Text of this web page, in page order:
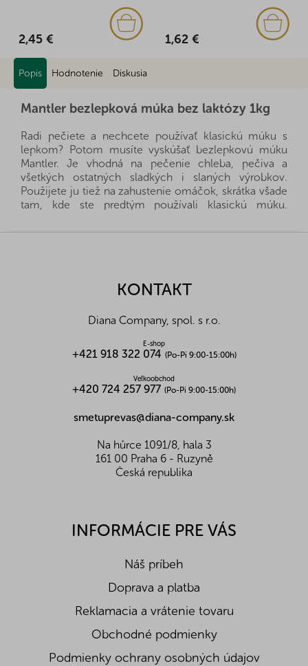
2,45 € 1,62 €
Popis Hodnotenie Diskusia
Mantler bezlepková múka bez laktózy 1kg
Radi pečiete a nechcete používať klasickú múku s
lepkom? Potom musíte vyskúšať bezlepkovú múku
Mantler. Je vhodná na pečenie chleba, pečiva a
všetkých ostatných sladkých i slaných výrobkov.
Použijete ju tiež na zahustenie omáčok, skrátka všade
tam, kde ste predtým používali klasickú múku.
intoleranciou, občas nie je zlé vyskúšať niečo nové.
produkt obsahuje sójové zrná
zahusťovadlo: guarová múčka,
sójový lecitín.
Nutričné hodnoty na 100g:
Bielkoviny (g)
1,9
Z toho nasycené mastné k. (g)
Sacharidy (g)
71
4,9
0
KONTAKT
Diana Company, spol. s r.o.
E-shop
+421 918 322 074 (Po-Pi 9:00-15:00h)
Veľkoobchod
+420 724 257 977 (Po-Pi 9:00-15:00h)
smetuprevas@diana-company.sk
Na hůrce 1091/8, hala 3
161 00 Praha 6 - Ruzyně
Česká republika
INFORMÁCIE PRE VÁS
Náš príbeh
Doprava a platba
Reklamacia a vrátenie tovaru
Obchodné podmienky
Podmienky ochrany osobných údajov